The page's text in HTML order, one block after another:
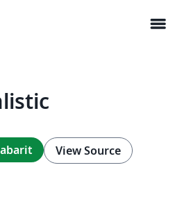
menu
View Source